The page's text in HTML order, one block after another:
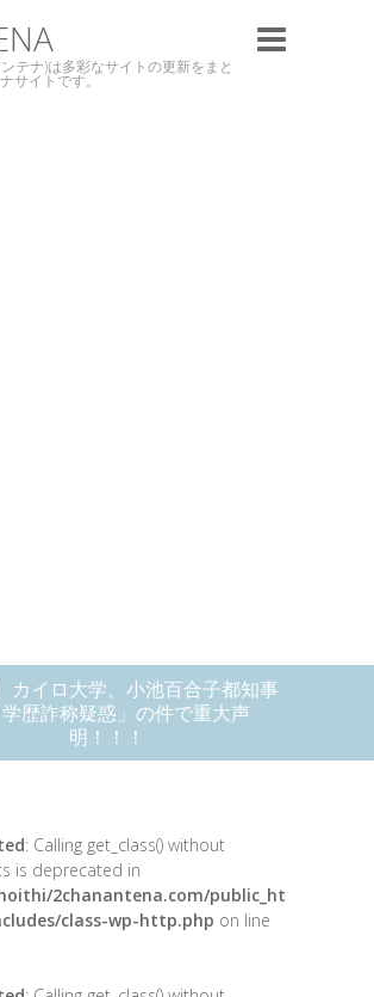
テナ)は多彩なサイトの更新をまと
サイトです。
カイロ大学、小池百合子都知事
歴詐称疑惑」の件で重大声
明！！！
: Calling get_class() without
is deprecated in
2chanantena.com/public_ht
class-wp-http.php on line